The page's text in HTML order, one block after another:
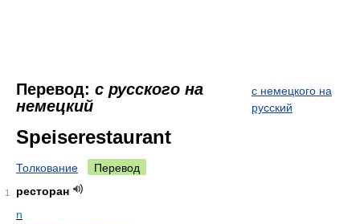
Перевод: с русского на
немецкий
с немецкого на
русский
Speiserestaurant
Толкование Перевод
1
ресторан
n